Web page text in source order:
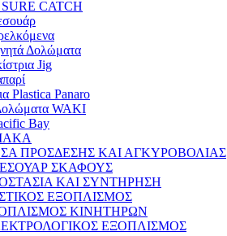
SURE CATCH
Δολώματα
Jig
Plastica Panaro
WAKI
Bay
ΠΡΟΣΔΕΣΗΣ ΚΑΙ ΑΓΚΥΡΟΒΟΛΙΑΣ
ΣΚΑΦΟΥΣ
ΚΑΙ ΣΥΝΤΗΡΗΣΗ
ΕΞΟΠΛΙΣΜΟΣ
ΚΙΝΗΤΗΡΩΝ
ΕΞΟΠΛΙΣΜΟΣ